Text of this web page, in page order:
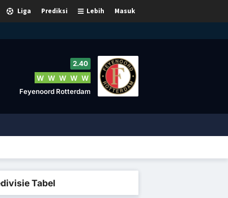
Masuk
Lebih
Prediksi
Liga
2.40
W W W W W
Feyenoord Rotterdam
Tabel